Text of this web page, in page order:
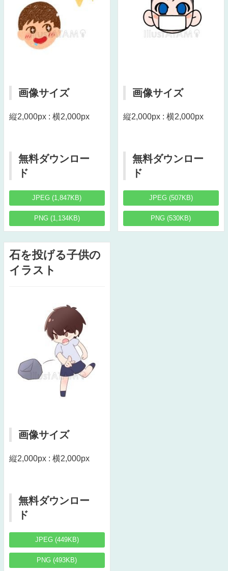
画像サイズ
縦2,000px : 横2,000px
無料ダウンロー
ド
JPEG (1,847KB)
PNG (1,134KB)
画像サイズ
縦2,000px : 横2,000px
無料ダウンロー
ド
JPEG (507KB)
PNG (530KB)
石を投げる子供の
イラスト
画像サイズ
縦2,000px : 横2,000px
無料ダウンロー
ド
JPEG (449KB)
PNG (493KB)